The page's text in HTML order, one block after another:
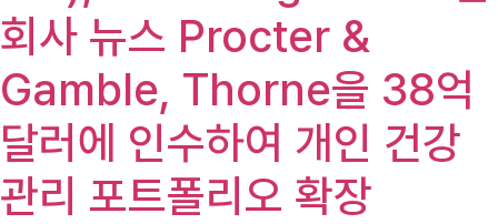
회사 뉴스 Procter &
Gamble, Thorne을 38억
달러에 인수하여 개인 건강
관리 포트폴리오 확장